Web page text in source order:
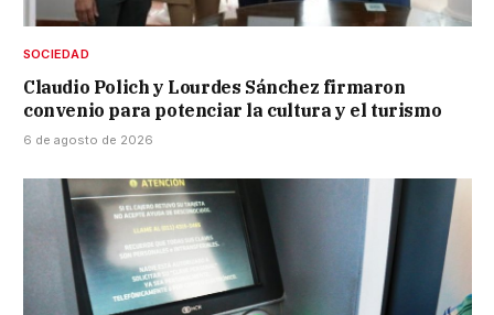
SOCIEDAD
Claudio Polich y Lourdes Sánchez firmaron
convenio para potenciar la cultura y el turismo
6 de agosto de 2026